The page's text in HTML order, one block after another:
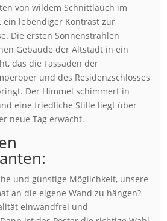
von wildem Schnittlauch im
ein lebendiger Kontrast zur
Die ersten Sonnenstrahlen
Gebäude der Altstadt in ein
das die Fassaden der
und des Residenzschlosses
Der Himmel schimmert in
eine friedliche Stille liegt über
neue Tag erwacht.
und günstige Möglichkeit, unsere
an die eigene Wand zu hängen?
einwandfrei und